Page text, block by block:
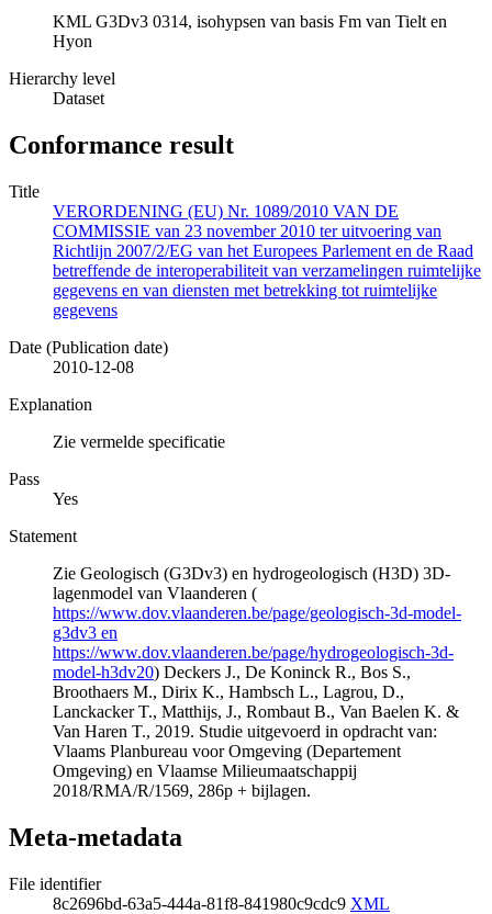
KML G3Dv3 0314, isohypsen van basis Fm van Tielt en
Hyon
Hierarchy level
Dataset
Conformance result
Title
VERORDENING (EU) Nr. 1089/2010 VAN DE
COMMISSIE van 23 november 2010 ter uitvoering van
Richtlijn 2007/2/EG van het Europees Parlement en de Raad
betreffende de interoperabiliteit van verzamelingen ruimtelijke
gegevens en van diensten met betrekking tot ruimtelijke
gegevens
Date (Publication date)
2010-12-08
Explanation
Zie vermelde specificatie
Pass
Yes
Statement
Zie Geologisch (G3Dv3) en hydrogeologisch (H3D) 3D-
lagenmodel van Vlaanderen (
https://www.dov.vlaanderen.be/page/geologisch-3d-model-
g3dv3 en
https://www.dov.vlaanderen.be/page/hydrogeologisch-3d-
model-h3dv20) Deckers J., De Koninck R., Bos S.,
Broothaers M., Dirix K., Hambsch L., Lagrou, D.,
Lanckacker T., Matthijs, J., Rombaut B., Van Baelen K. &
Van Haren T., 2019. Studie uitgevoerd in opdracht van:
Vlaams Planbureau voor Omgeving (Departement
Omgeving) en Vlaamse Milieumaatschappij
2018/RMA/R/1569, 286p + bijlagen.
Meta-metadata
File identifier
8c2696bd-63a5-444a-81f8-841980c9cdc9 XML